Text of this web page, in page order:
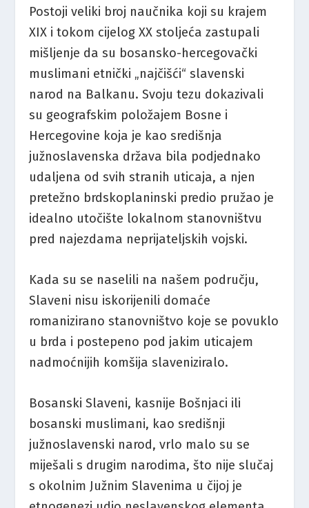
Postoji veliki broj naučnika koji su krajem
XIX i tokom cijelog XX stoljeća zastupali
mišljenje da su bosansko-hercegovački
muslimani etnički „najčišći“ slavenski
narod na Balkanu. Svoju tezu dokazivali
su geografskim položajem Bosne i
Hercegovine koja je kao središnja
južnoslavenska država bila podjednako
udaljena od svih stranih uticaja, a njen
pretežno brdskoplaninski predio pružao je
idealno utočište lokalnom stanovništvu
pred najezdama neprijateljskih vojski.
Kada su se naselili na našem području,
Slaveni nisu iskorijenili domaće
romanizirano stanovništvo koje se povuklo
u brda i postepeno pod jakim uticajem
nadmoćnijih komšija slaveniziralo.
Bosanski Slaveni, kasnije Bošnjaci ili
bosanski muslimani, kao središnji
južnoslavenski narod, vrlo malo su se
miješali s drugim narodima, što nije slučaj
s okolnim Južnim Slavenima u čijoj je